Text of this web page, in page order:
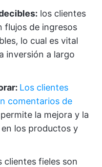
los clientes
flujos de ingresos
lo cual es vital
inversión a largo
Los clientes
comentarios de
la mejora y la
los productos y
clientes fieles son